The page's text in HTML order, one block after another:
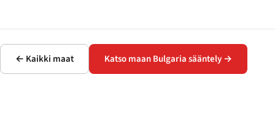
← Kaikki maat Katso maan Bulgaria sääntely →